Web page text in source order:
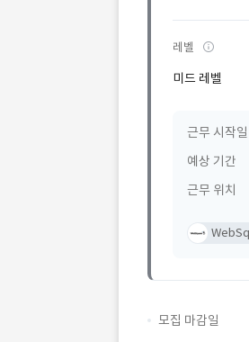
레벨
미드 레벨
근무 시작일
예상 기간
근무 위치
모집 마감일